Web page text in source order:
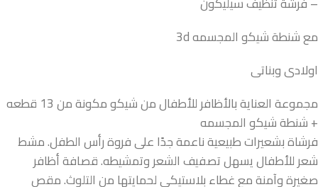
مع شنطة شيكو المجسمه 3d
اولادى وبناتى
مجموعة العناية بالأظافر للأطفال من شيكو مكونة من 13 قطعه
+ شنطة شيكو المجسمه
فرشاة بشعيرات طبيعية ناعمة جدًا على فروة رأس الطفل. مشط
شعر للأطفال يسهل تصفيف الشعر وتمشيطه. قصافة أظافر
صغيرة وآمنة مع غطاء بلاستيكي لحمايتها من التلوث. مقص